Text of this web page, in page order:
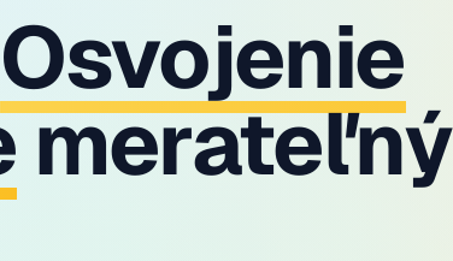
Osvojenie
merateľný